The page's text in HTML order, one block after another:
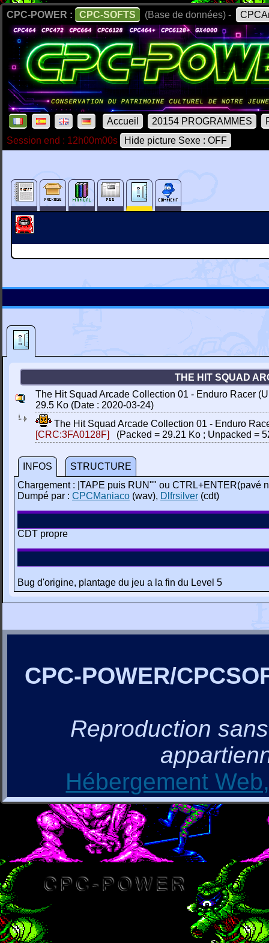
CPC-POWER : CPC-SOFTS (Base de données) -
Accueil 20154 PROGRAMMES
Session end : 12h00m00s
Hide picture Sexe : OFF
THE HIT SQUAD
The Hit Squad Arcade Collection 01 - Enduro Racer
29.5 Ko (Date : 2020-03-24)
The Hit Squad Arcade Collection 01 - Enduro
[CRC:3FA0128F]
(Packed = 29.21 Ko ; Unpacked =
INFOS
STRUCTURE
Chargement : |TAPE puis RUN"" ou CTRL+ENTER(pavé
Dumpé par : CPCManiaco (wav), Dlfrsilver (cdt)
CDT propre
Bug d'origine, plantage du jeu a la fin du Level 5
CPC-POWER/
Reproduction
Hébergement